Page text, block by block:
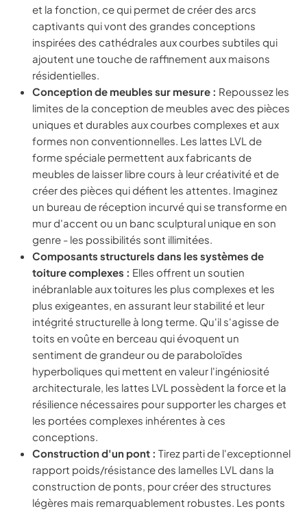
et la fonction, ce qui permet de créer des arcs
captivants qui vont des grandes conceptions
inspirées des cathédrales aux courbes subtiles qui
ajoutent une touche de raffinement aux maisons
résidentielles.
Conception de meubles sur mesure : Repoussez les
limites de la conception de meubles avec des pièces
uniques et durables aux courbes complexes et aux
formes non conventionnelles. Les lattes LVL de
forme spéciale permettent aux fabricants de
meubles de laisser libre cours à leur créativité et de
créer des pièces qui défient les attentes. Imaginez
un bureau de réception incurvé qui se transforme en
mur d'accent ou un banc sculptural unique en son
genre - les possibilités sont illimitées.
Composants structurels dans les systèmes de
toiture complexes : Elles offrent un soutien
inébranlable aux toitures les plus complexes et les
plus exigeantes, en assurant leur stabilité et leur
intégrité structurelle à long terme. Qu'il s'agisse de
toits en voûte en berceau qui évoquent un
sentiment de grandeur ou de paraboloïdes
hyperboliques qui mettent en valeur l'ingéniosité
architecturale, les lattes LVL possèdent la force et la
résilience nécessaires pour supporter les charges et
les portées complexes inhérentes à ces
conceptions.
Construction d'un pont : Tirez parti de l'exceptionnel
rapport poids/résistance des lamelles LVL dans la
construction de ponts, pour créer des structures
légères mais remarquablement robustes. Les ponts